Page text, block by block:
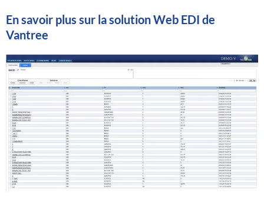
En savoir plus sur la solution Web EDI de
Vantree